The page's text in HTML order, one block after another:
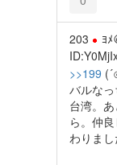
203 ﾖﾒ
>>199
バルなっ
台湾。
ら。仲
わりまし